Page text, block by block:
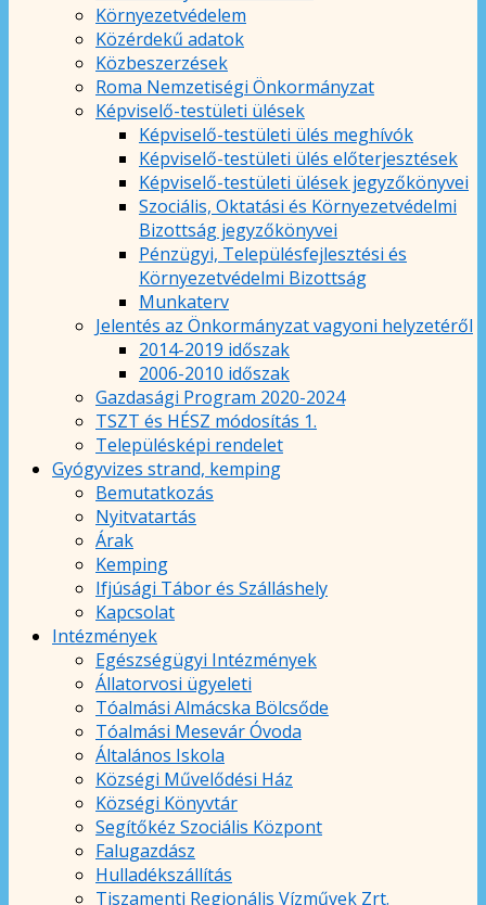
Környezetvédelem
Közérdekű adatok
Közbeszerzések
Roma Nemzetiségi Önkormányzat
Képviselő-testületi ülések
Képviselő-testületi ülés meghívók
Képviselő-testületi ülés előterjesztések
Képviselő-testületi ülések jegyzőkönyvei
Szociális, Oktatási és Környezetvédelmi
Bizottság jegyzőkönyvei
Pénzügyi, Településfejlesztési és
Környezetvédelmi Bizottság
Munkaterv
Jelentés az Önkormányzat vagyoni helyzetéről
2014-2019 időszak
2006-2010 időszak
Gazdasági Program 2020-2024
TSZT és HÉSZ módosítás 1.
Településképi rendelet
Gyógyvizes strand, kemping
Bemutatkozás
Nyitvatartás
Árak
Kemping
Ifjúsági Tábor és Szálláshely
Kapcsolat
Intézmények
Egészségügyi Intézmények
Állatorvosi ügyeleti
Tóalmási Almácska Bölcsőde
Tóalmási Mesevár Óvoda
Általános Iskola
Községi Művelődési Ház
Községi Könyvtár
Segítőkéz Szociális Központ
Falugazdász
Hulladékszállítás
Tiszamenti Regionális Vízművek Zrt.